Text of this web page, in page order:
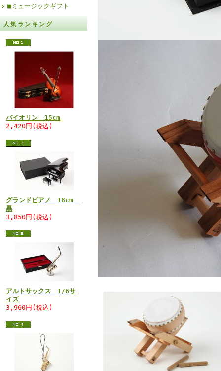
■ミュージックギフト
人気ランキング
バイオリン 15cm
2,420円(税込)
グランドピアノ 18cm
黒
3,850円(税込)
アルトサックス 1/6サ
イズ
3,960円(税込)